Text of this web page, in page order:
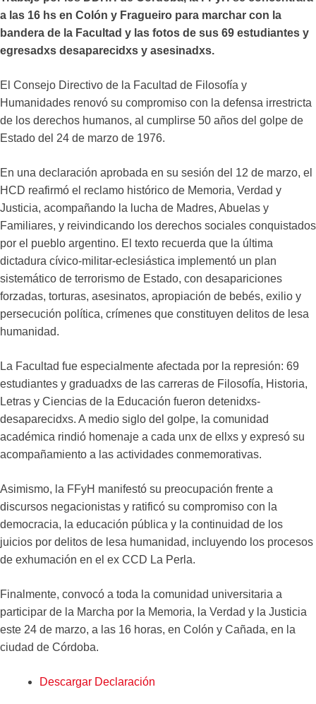
a las 16 hs en Colón y Fragueiro para marchar con la
bandera de la Facultad y las fotos de sus 69 estudiantes y
egresadxs desaparecidxs y asesinadxs.
El Consejo Directivo de la Facultad de Filosofía y
Humanidades renovó su compromiso con la defensa irrestricta
de los derechos humanos, al cumplirse 50 años del golpe de
Estado del 24 de marzo de 1976.
En una declaración aprobada en su sesión del 12 de marzo, el
HCD reafirmó el reclamo histórico de Memoria, Verdad y
Justicia, acompañando la lucha de Madres, Abuelas y
Familiares, y reivindicando los derechos sociales conquistados
por el pueblo argentino. El texto recuerda que la última
dictadura cívico-militar-eclesiástica implementó un plan
sistemático de terrorismo de Estado, con desapariciones
forzadas, torturas, asesinatos, apropiación de bebés, exilio y
persecución política, crímenes que constituyen delitos de lesa
humanidad.
La Facultad fue especialmente afectada por la represión: 69
estudiantes y graduadxs de las carreras de Filosofía, Historia,
Letras y Ciencias de la Educación fueron detenidxs-
desaparecidxs. A medio siglo del golpe, la comunidad
académica rindió homenaje a cada unx de ellxs y expresó su
acompañamiento a las actividades conmemorativas.
Asimismo, la FFyH manifestó su preocupación frente a
discursos negacionistas y ratificó su compromiso con la
democracia, la educación pública y la continuidad de los
juicios por delitos de lesa humanidad, incluyendo los procesos
de exhumación en el ex CCD La Perla.
Finalmente, convocó a toda la comunidad universitaria a
participar de la Marcha por la Memoria, la Verdad y la Justicia
este 24 de marzo, a las 16 horas, en Colón y Cañada, en la
ciudad de Córdoba.
Descargar Declaración